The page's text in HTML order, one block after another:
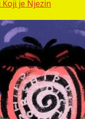
je Njezin